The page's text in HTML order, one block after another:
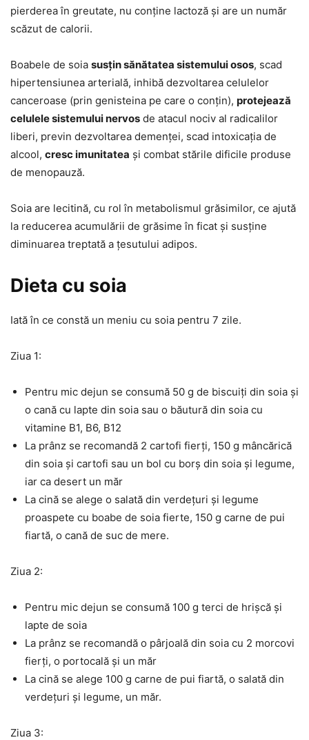
pierderea în greutate, nu conține lactoză și are un număr
scăzut de calorii.
Boabele de soia susțin sănătatea sistemului osos, scad
hipertensiunea arterială, inhibă dezvoltarea celulelor
canceroase (prin genisteina pe care o conțin), protejează
celulele sistemului nervos de atacul nociv al radicalilor
liberi, previn dezvoltarea demenței, scad intoxicația de
alcool, cresc imunitatea și combat stările dificile produse
de menopauză.
Soia are lecitină, cu rol în metabolismul grăsimilor, ce ajută
la reducerea acumulării de grăsime în ficat și susține
diminuarea treptată a țesutului adipos.
Dieta cu soia
Iată în ce constă un meniu cu soia pentru 7 zile.
Ziua 1:
Pentru mic dejun se consumă 50 g de biscuiți din soia și
o cană cu lapte din soia sau o băutură din soia cu
vitamine B1, B6, B12
La prânz se recomandă 2 cartofi fierți, 150 g mâncărică
din soia și cartofi sau un bol cu borș din soia și legume,
iar ca desert un măr
La cină se alege o salată din verdețuri și legume
proaspete cu boabe de soia fierte, 150 g carne de pui
fiartă, o cană de suc de mere.
Ziua 2:
Pentru mic dejun se consumă 100 g terci de hrișcă și
lapte de soia
La prânz se recomandă o pârjoală din soia cu 2 morcovi
fierți, o portocală și un măr
La cină se alege 100 g carne de pui fiartă, o salată din
verdețuri și legume, un măr.
Ziua 3: